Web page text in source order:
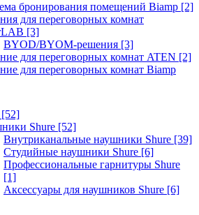
бронирования помещений Biamp [2]
для переговорных комнат
[3]
BYOD/BYOM-решения [3]
для переговорных комнат ATEN [2]
для переговорных комнат Biamp
[52]
Shure [52]
Внутриканальные наушники Shure [39]
Студийные наушники Shure [6]
Профессиональные гарнитуры Shure
[1]
Аксессуары для наушников Shure [6]